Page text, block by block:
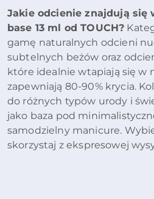
Jakie odcienie znajdują się
base 13 ml od TOUCH?
gamę naturalnych odcieni
subtelnych beżów oraz
które idealnie wtapiają się w
zapewniają 80-90% krycia.
do różnych typów urody i
jako baza pod
samodzielny manicure.
skorzystaj z ekspresowej